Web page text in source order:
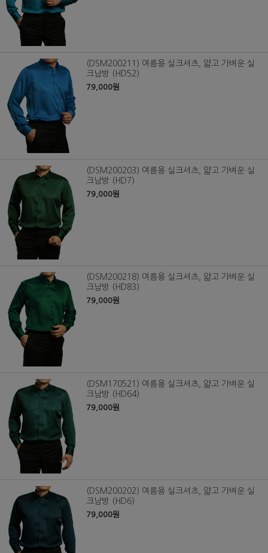
(DSM200211) 여름용 실크셔츠, 얇고 가벼운 실
크남방 (HD52)
79,000원
(DSM200203) 여름용 실크셔츠, 얇고 가벼운 실
크남방 (HD7)
79,000원
(DSM200218) 여름용 실크셔츠, 얇고 가벼운 실
크남방 (HD83)
79,000원
(DSM170521) 여름용 실크셔츠, 얇고 가벼운 실
크남방 (HD64)
79,000원
(DSM200202) 여름용 실크셔츠, 얇고 가벼운 실
크남방 (HD6)
79,000원